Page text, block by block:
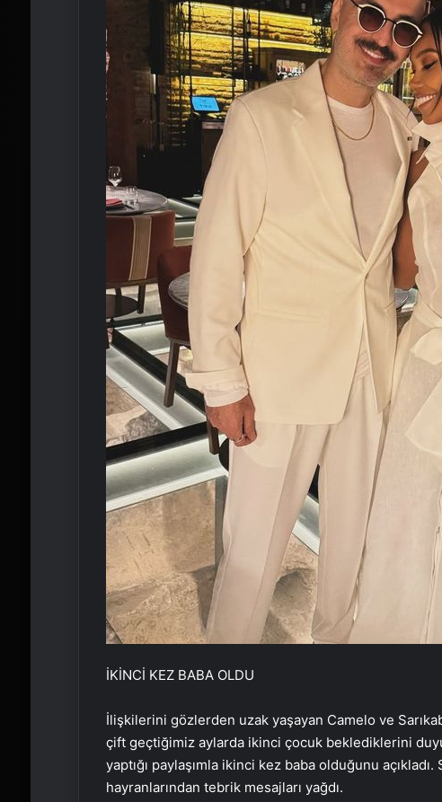
İKİNCİ KEZ BABA OLDU
İlişkilerini gözlerden uzak yaşayan Camelo ve
çift geçtiğimiz aylarda ikinci çocuk beklediklerini
yaptığı paylaşımla ikinci kez baba olduğunu açıkladı.
hayranlarından tebrik mesajları yağdı.